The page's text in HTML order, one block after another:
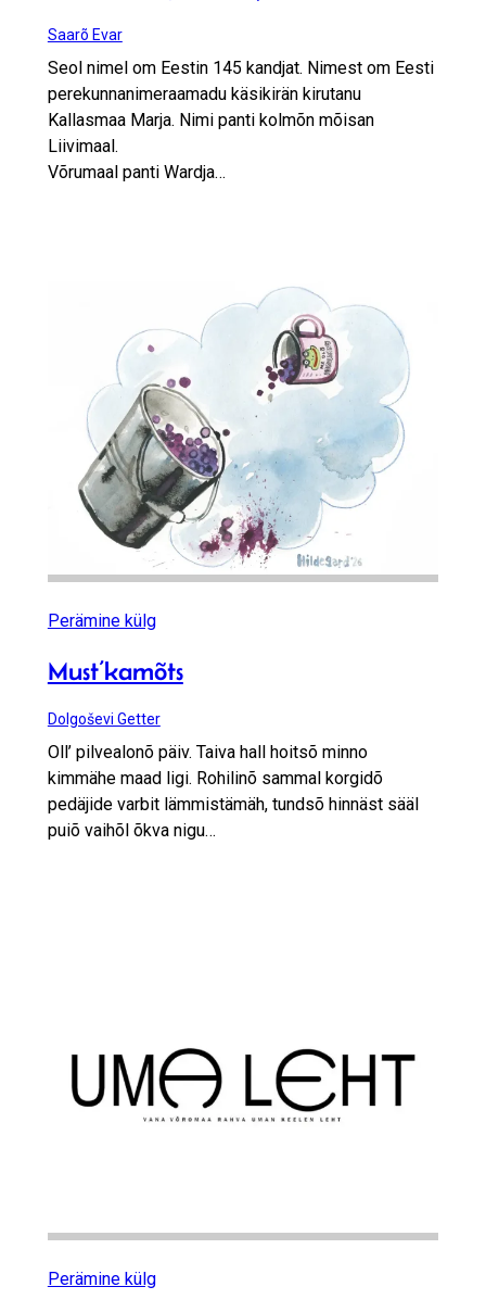
Saarõ Evar
Seol nimel om Eestin 145 kandjat. Nimest om Eesti
perekunnanimeraamadu käsikirän kirutanu
Kallasmaa Marja. Nimi panti kolmõn mõisan
Liivimaal.
Võrumaal panti Wardja…
Perämine külg
Must’kamõts
Dolgoševi Getter
Oll’ pilvealonõ päiv. Taiva hall hoitsõ minno
kimmähe maad ligi. Rohilinõ sammal korgidõ
pedäjide varbit lämmistämäh, tundsõ hinnäst sääl
puiõ vaihõl õkva nigu…
Perämine külg